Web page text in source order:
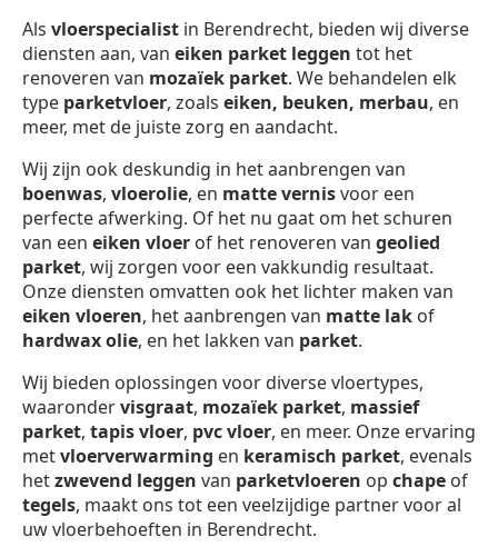
Als vloerspecialist in Berendrecht, bieden wij diverse
diensten aan, van eiken parket leggen tot het
renoveren van mozaïek parket. We behandelen elk
type parketvloer, zoals eiken, beuken, merbau, en
meer, met de juiste zorg en aandacht.
Wij zijn ook deskundig in het aanbrengen van
boenwas, vloerolie, en matte vernisvoor een
perfecte afwerking. Of het nu gaat om het schuren
van een eiken vloer of het renoveren van geolied
parket, wij zorgen voor een vakkundig resultaat.
Onze diensten omvatten ook het lichter maken van
eiken vloeren, het aanbrengen van matte lak of
hardwax olie, en het lakken van parket.
Wij bieden oplossingen voor diverse vloertypes,
waarondervisgraat, mozaïek parket, massief
parket, tapis vloer, pvc vloer, en meer. Onze ervaring
metvloerverwarming en keramisch parket, evenals
hetzwevend leggen van parketvloeren op chape of
tegels, maakt ons tot een veelzijdige partner voor al
uw vloerbehoeften in Berendrecht.